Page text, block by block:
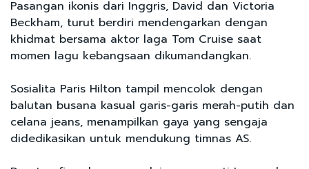
Pasangan ikonis dari Inggris, David dan Victoria
Beckham, turut berdiri mendengarkan dengan
khidmat bersama aktor laga Tom Cruise saat
momen lagu kebangsaan dikumandangkan.
Sosialita Paris Hilton tampil mencolok dengan
balutan busana kasual garis-garis merah-putih dan
celana jeans, menampilkan gaya yang sengaja
didedikasikan untuk mendukung timnas AS.